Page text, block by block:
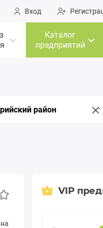
Вход
Каталог
предприятий
VIP